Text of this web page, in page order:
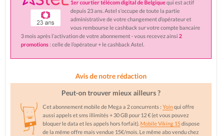
1er courtier télécom digital de Belgiquequi est actif
depuis 23 ans. Astel s'occupe de toute la partie
administrative de votre changement d’opérateur et
vous rembourse le cashback sur votre compte bancaire
3 mois après l’activation de votre abonnement - vous recevez ainsi 2
promotions: celle de l’opérateur + le cashback Astel.
Avis de notre rédaction
Peut-on trouver mieux ailleurs ?
Cet abonnement mobile de Mega a 2 concurrents : Yoinqui offre
aussi appels et sms illimités + 30 GB pour 12 € (et vous pouvez
bloquer le data et les appels hors forfait). Mobile Viking 15dispose
de la même offre mais vendue 15€/mois. Le même abo vendu chez